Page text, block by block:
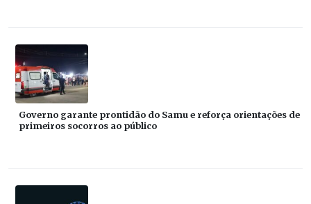
Governo garante prontidão do Samu e reforça orientações de
primeiros socorros ao público